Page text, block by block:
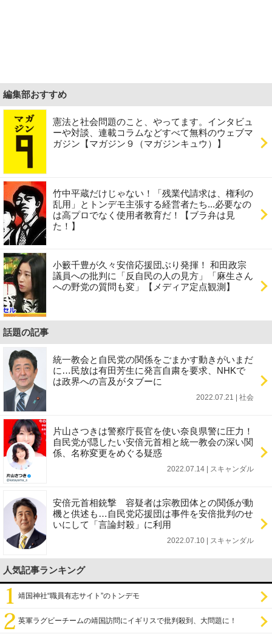
編集部おすすめ
憲法と社会問題のこと、やってます。インタビュ
ーや対談、連載コラムなどすべて無料のウェブマ
ガジン【マガジン９（マガジンキュウ）】
竹中平蔵だけじゃない！「残業代請求は、権利の
乱用」とトンデモ主張する経営者たち...必要なの
は高プロでなく使用者教育だ！【ブラ弁は見
た！】
小籔千豊が久々安倍応援団ぶり発揮！ 和田政宗
議員への批判に「反自民の人の見方」「麻生さん
への野党の質問も変」【メディア定点観測】
話題の記事
統一教会と自民党の関係をごまかす動きがいまだ
に…民放は有田芳生に発言自粛を要求、NHKで
は政界への言及がタブーに
2022.07.21 | 社会
片山さつきは警察庁長官を使い奈良県警に圧力！
自民党が隠したい安倍元首相と統一教会の深い関
係、名称変更をめぐる疑惑
2022.07.14 | スキャンダル
安倍元首相銃撃 容疑者は宗教団体との関係が動
機と供述も…自民党応援団は事件を安倍批判のせ
いにして「言論封殺」に利用
2022.07.10 | スキャンダル
人気記事ランキング
靖国神社“職員有志サイト”のトンデモ
英軍ラグビーチームの靖国訪問にイギリスで批判殺到、大問題に！